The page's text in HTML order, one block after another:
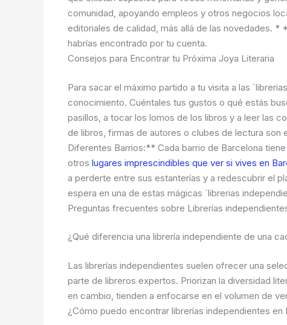
comunidad, apoyando empleos y otros negocios
editoriales de calidad, más allá de las novedades.
habrías encontrado por tu cuenta.
Consejos para Encontrar tu Próxima Joya Literaria
Para sacar el máximo partido a tu visita a las
conocimiento. Cuéntales tus gustos o qué estás
pasillos, a tocar los lomos de los libros y a leer las
de libros, firmas de autores o clubes de lectura
Diferentes Barrios:** Cada barrio de Barcelona
otros lugares imprescindibles que ver si vives en
a perderte entre sus estanterías y a redescubrir el
espera en una de estas mágicas `librerias
Preguntas frecuentes sobre Librerías
¿Qué diferencia una librería independiente de una
Las librerías independientes suelen ofrecer una
parte de libreros expertos. Priorizan la diversidad
en cambio, tienden a enfocarse en el volumen de
¿Cómo puedo encontrar librerías independientes en